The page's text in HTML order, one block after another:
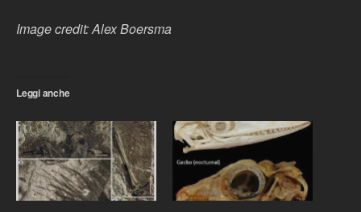
Image credit: Alex Boersma
Leggi anche